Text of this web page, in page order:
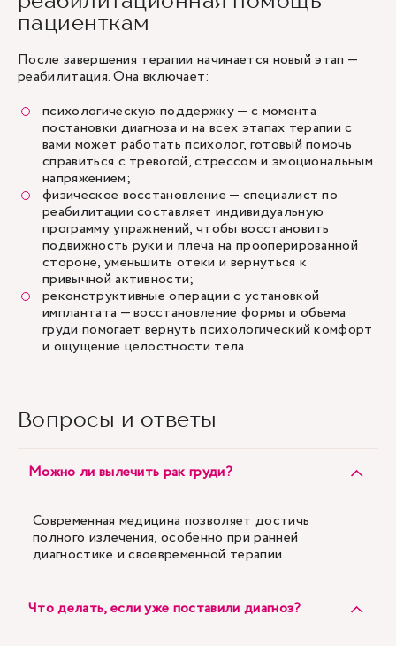
пациенткам
После завершения терапии начинается новый этап —
реабилитация. Она включает:
психологическую поддержку — с момента
постановки диагноза и на всех этапах терапии с
вами может работать психолог, готовый помочь
справиться с тревогой, стрессом и эмоциональным
напряжением;
физическое восстановление — специалист по
реабилитации составляет индивидуальную
программу упражнений, чтобы восстановить
подвижность руки и плеча на прооперированной
стороне, уменьшить отеки и вернуться к
привычной активности;
реконструктивные операции с установкой
имплантата — восстановление формы и объема
груди помогает вернуть психологический комфорт
и ощущение целостности тела.
Вопросы и ответы
Можно ли вылечить рак груди?
Современная медицина позволяет достичь
полного излечения, особенно при ранней
диагностике и своевременной терапии.
Что делать, если уже поставили диагноз?